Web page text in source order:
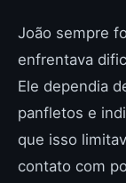
João sempre
enfrentava
Ele dependia
panfletos e
que isso
contato com